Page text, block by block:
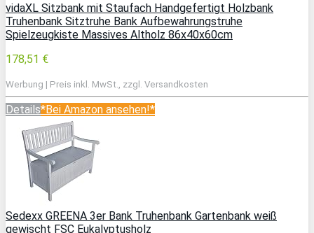
vidaXL Sitzbank mit Staufach Handgefertigt Holzbank
Truhenbank Sitztruhe Bank Aufbewahrungstruhe
Spielzeugkiste Massives Altholz 86x40x60cm
178,51 €
Werbung | Preis inkl. MwSt., zzgl. Versandkosten
Details*Bei Amazon ansehen!*
Sedexx GREENA 3er Bank Truhenbank Gartenbank weiß
gewischt FSC Eukalyptusholz